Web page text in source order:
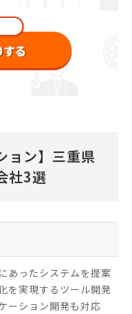
ョン】三重県
社3選
あったシステムを提案
を実現するツール開発
ーション開発も対応